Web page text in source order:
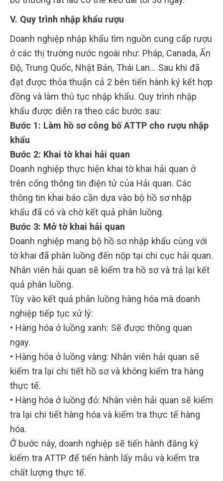
V. Quy trình nhập khẩu rượu
Doanh nghiệp nhập khẩu tìm nguồn cung cấp rượu
ở các thị trường nước ngoài như: Pháp, Canada, Ấn
Độ, Trung Quốc, Nhật Bản, Thái Lan… Sau khi đã
đạt được thỏa thuận cả 2 bên tiến hành ký kết hợp
đồng và làm thủ tục nhập khẩu. Quy trình nhập
khẩu được diễn ra theo các bước sau:
Bước 1: Làm hồ sơ công bố ATTP cho rượu nhập
khẩu
Bước 2: Khai tờ khai hải quan
Doanh nghiệp thực hiện khai tờ khai hải quan ở
trên cổng thông tin điện tử của Hải quan. Các
thông tin khai báo cần dựa vào bộ hồ sơ nhập
khẩu đã có và chờ kết quả phân luồng.
Bước 3: Mở tờ khai hải quan
Doanh nghiệp mang bộ hồ sơ nhập khẩu cùng với
tờ khai đã phân luồng đến nộp tại chi cục hải quan.
Nhân viên hải quan sẽ kiểm tra hồ sơ và trả lại kết
quả phân luồng.
Tùy vào kết quả phân luồng hàng hóa mà doanh
nghiệp tiếp tục xử lý:
• Hàng hóa ở luồng xanh: Sẽ được thông quan
ngay.
• Hàng hóa ở luồng vàng: Nhân viên hải quan sẽ
kiểm tra lại chi tiết hồ sơ và không kiểm tra hàng
thực tế.
• Hàng hóa ở luồng đỏ: Nhân viên hải quan sẽ kiểm
tra lại chi tiết hàng hóa và kiểm tra thực tế hàng
hóa.
Ở bước này, doanh nghiệp sẽ tiến hành đăng ký
kiểm tra ATTP để tiến hành lấy mẫu và kiểm tra
chất lượng thực tế.